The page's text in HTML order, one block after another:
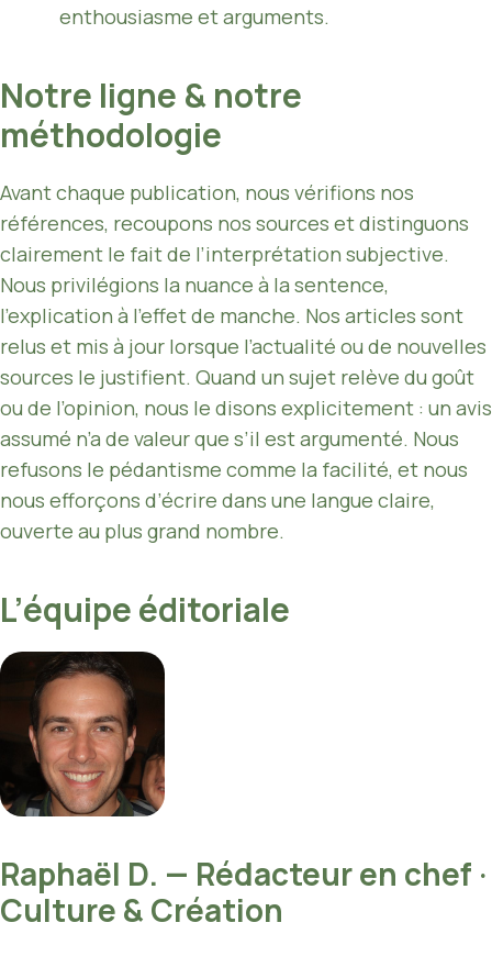
enthousiasme et arguments.
Notre ligne & notre
méthodologie
Avant chaque publication, nous vérifions nos
références, recoupons nos sources et distinguons
clairement le fait de l’interprétation subjective.
Nous privilégions la nuance à la sentence,
l’explication à l’effet de manche. Nos articles sont
relus et mis à jour lorsque l’actualité ou de nouvelles
sources le justifient. Quand un sujet relève du goût
ou de l’opinion, nous le disons explicitement : un avis
assumé n’a de valeur que s’il est argumenté. Nous
refusons le pédantisme comme la facilité, et nous
nous efforçons d’écrire dans une langue claire,
ouverte au plus grand nombre.
L’équipe éditoriale
Raphaël D. — Rédacteur en chef ·
Culture & Création